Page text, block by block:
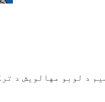
د لوبو مهالویش د